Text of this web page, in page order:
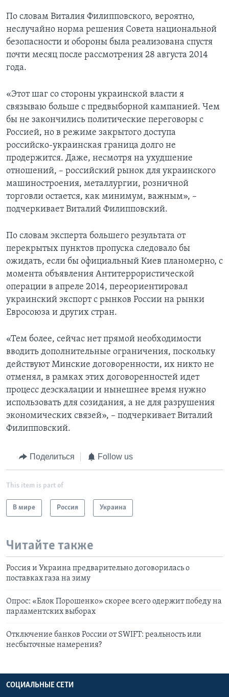
По словам Виталия Филипповского, вероятно,
неслучайно норма решения Совета национальной
безопасности и обороны была реализована спустя
почти месяц после рассмотрения 28 августа 2014
года.
«Этот шаг со стороны украинской власти я
связываю больше с предвыборной кампанией. Чем
бы не закончились политические переговоры с
Россией, но в режиме закрытого доступа
российско-украинская граница долго не
продержится. Даже, несмотря на ухудшение
отношений, – российский рынок для украинского
машиностроения, металлургии, розничной
торговли остается, как минимум, важным», –
подчеркивает Виталий Филипповский.
По словам эксперта большего результата от
перекрытых пунктов пропуска следовало бы
ожидать, если бы официальный Киев планомерно, с
момента объявления Антитеррористической
операции в апреле 2014, переориентировал
украинский экспорт с рынков России на рынки
Евросоюза и других стран.
«Тем более, сейчас нет прямой необходимости
вводить дополнительные ограничения, поскольку
действуют Минские договоренности, их никто не
отменял, в рамках этих договоренностей идет
процесс деэскалации и нынешнее время нужно
использовать для созидания, а не для разрушения
экономических связей», – подчеркивает Виталий
Филипповский.
Поделиться Follow us
This item is part of
В мире Россия Украина
Читайте также
Россия и Украина предварительно договорилась о
поставках газа на зиму
Опрос: «Блок Порошенко» скорее всего одержит победу на
парламентских выборах
Отключение банков России от SWIFT: реальность или
несбыточные намерения?
СОЦИАЛЬНЫЕ СЕТИ